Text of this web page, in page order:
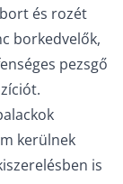
és rozét
borkedvelők,
pezsgő
kerülnek
is